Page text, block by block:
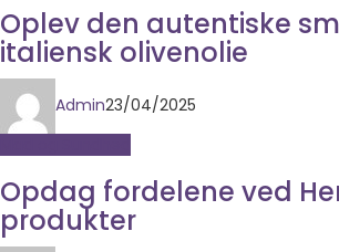
Oplev den autentiske
italiensk olivenolie
Admin23/04/2025
Opdag fordelene ved
produkter